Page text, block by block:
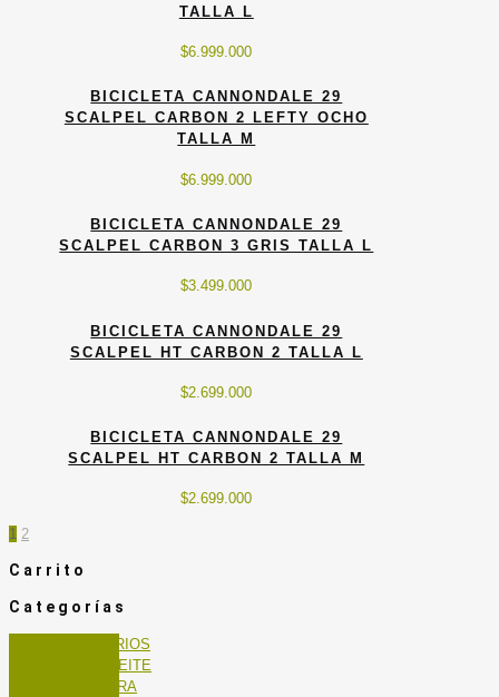
TALLA L
$6.999.000
BICICLETA CANNONDALE 29
SCALPEL CARBON 2 LEFTY OCHO
TALLA M
$6.999.000
BICICLETA CANNONDALE 29
SCALPEL CARBON 3 GRIS TALLA L
$3.499.000
BICICLETA CANNONDALE 29
SCALPEL HT CARBON 2 TALLA L
$2.699.000
BICICLETA CANNONDALE 29
SCALPEL HT CARBON 2 TALLA M
$2.699.000
1 2
Carrito
Categorías
ACCESORIOS
ACEITE
PARA